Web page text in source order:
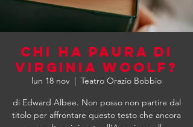
Chi ha Paura di
Virginia Woolf?
lun 18 nov
  |
Teatro Orazio Bobbio
di Edward Albee. Non posso non partire dal
titolo per affrontare questo testo che ancora